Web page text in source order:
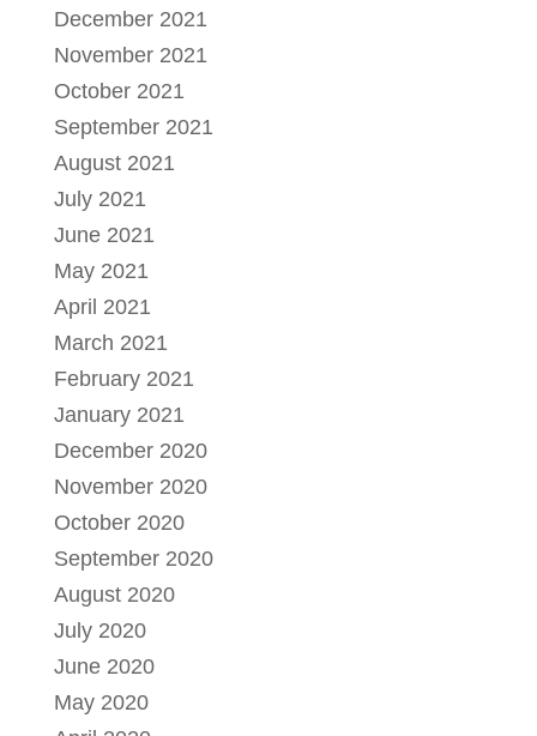
December 2021
November 2021
October 2021
September 2021
August 2021
July 2021
June 2021
May 2021
April 2021
March 2021
February 2021
January 2021
December 2020
November 2020
October 2020
September 2020
August 2020
July 2020
June 2020
May 2020